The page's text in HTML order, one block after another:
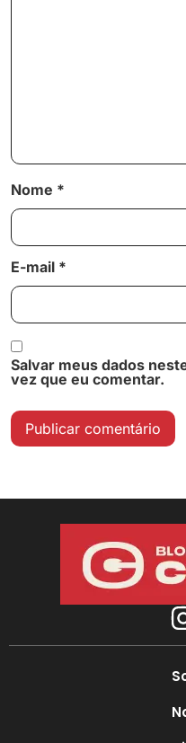
Nome *
E-mail *
Salvar meus dados
vez que eu comentar.